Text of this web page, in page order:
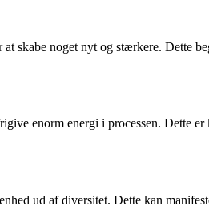
skabe noget nyt og stærkere. Dette
enorm energi i processen. Dette
ud af diversitet. Dette kan